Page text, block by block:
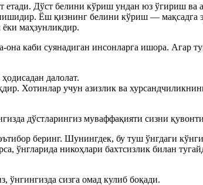
етади. Дўст белини кўриш ундан юз ўгириш
Ёш қизнинг белини кўриш —
маҳзунликдир.
она каби суянадиган инсонларга ишора. Агар
далолат.
Хотинлар учун азизлик ва
дўстларингиз муваффақияти сизни
беринг. Шунингдек, бу туш ўнгдаги
ўнгларида никоҳлари бахтсизлик билан
ўнгингизда сизга омад кулиб боқади.